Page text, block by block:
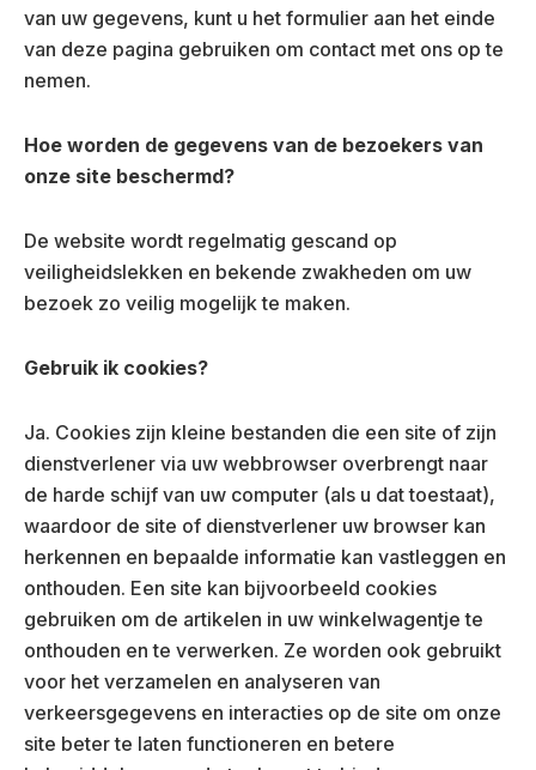
van uw gegevens, kunt u het formulier aan het einde
van deze pagina gebruiken om contact met ons op te
nemen.
Hoe worden de gegevens van de bezoekers van
onze site beschermd?
De website wordt regelmatig gescand op
veiligheidslekken en bekende zwakheden om uw
bezoek zo veilig mogelijk te maken.
Gebruik ik cookies?
Ja. Cookies zijn kleine bestanden die een site of zijn
dienstverlener via uw webbrowser overbrengt naar
de harde schijf van uw computer (als u dat toestaat),
waardoor de site of dienstverlener uw browser kan
herkennen en bepaalde informatie kan vastleggen en
onthouden. Een site kan bijvoorbeeld cookies
gebruiken om de artikelen in uw winkelwagentje te
onthouden en te verwerken. Ze worden ook gebruikt
voor het verzamelen en analyseren van
verkeersgegevens en interacties op de site om onze
site beter te laten functioneren en betere